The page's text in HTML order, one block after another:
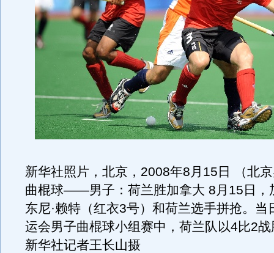
新华社照片，北京，2008年8月15日 （北
曲棍球——男子：荷兰胜加拿大 8月15日，
东尼·赖特（红衣3号）和荷兰选手拼抢。当
运会男子曲棍球小组赛中，荷兰队以4比2
新华社记者王长山摄